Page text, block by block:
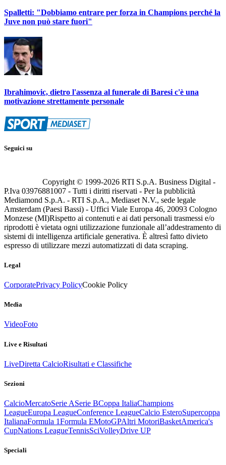
Spalletti: "Dobbiamo entrare per forza in Champions perché la
Juve non può stare fuori"
Ibrahimovic, dietro l'assenza al funerale di Baresi c'è una
motivazione strettamente personale
Seguici su
Copyright © 1999-2026 RTI S.p.A. Business Digital -
P.Iva 03976881007 - Tutti i diritti riservati - Per la pubblicità
Mediamond S.p.A. - RTI S.p.A., Mediaset N.V., sede legale
Amsterdam (Paesi Bassi) - Uffici Viale Europa 46, 20093 Cologno
Monzese (MI)Rispetto ai contenuti e ai dati personali trasmessi e/o
riprodotti è vietata ogni utilizzazione funzionale all’addestramento di
sistemi di intelligenza artificiale generativa. È altresì fatto divieto
espresso di utilizzare mezzi automatizzati di data scraping.
Legal
CorporatePrivacy PolicyCookie Policy
Media
VideoFoto
Live e Risultati
LiveDiretta CalcioRisultati e Classifiche
Sezioni
CalcioMercatoSerie ASerie BCoppa ItaliaChampions
LeagueEuropa LeagueConference LeagueCalcio EsteroSupercoppa
ItalianaFormula 1Formula EMotoGPAltri MotoriBasketAmerica's
CupNations LeagueTennisSciVolleyDrive UP
Speciali